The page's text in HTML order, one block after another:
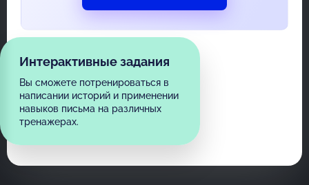
Интерактивные задания
Вы сможете потренироваться в
написании историй и применении
навыков письма на различных
тренажерах.